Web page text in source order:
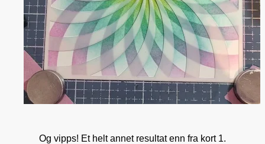
Og vipps! Et helt annet resultat enn fra kort 1.